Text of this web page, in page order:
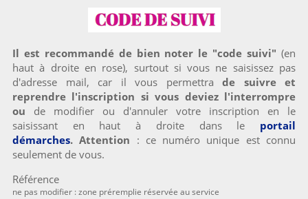
Il est recommandé de bien noter le "code suivi" (en
haut à droite en rose), surtout si vous ne saisissez pas
d'adresse mail, car il vous permettra de suivre et
reprendre l'inscription si vous deviez l'interrompre
ou de modifier ou d'annuler votre inscription en le
saisissant en haut à droite dans le portail
démarches. Attention : ce numéro unique est connu
seulement de vous.
Référence
ne pas modifier : zone préremplie réservée au service